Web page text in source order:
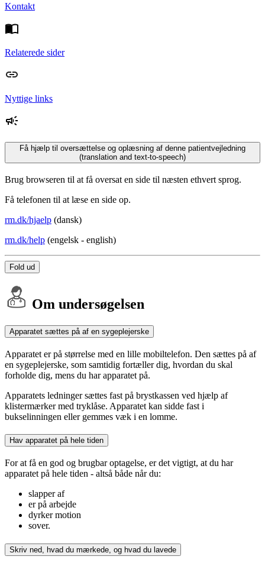
Kontakt
Relaterede sider
Nyttige links
Få hjælp til oversættelse og oplæsning af denne patientvejledning
(translation and text-to-speech)
Brug browseren til at få oversat en side til næsten ethvert sprog.
Få telefonen til at læse en side op.
rm.dk/hjaelp (dansk)
rm.dk/help (engelsk - english)
Fold ud
Om undersøgelsen
Apparatet sættes på af en sygeplejerske
Apparatet er på størrelse med en lille mobiltelefon. Den sættes på af
en sygeplejerske, som samtidig fortæller dig, hvordan du skal
forholde dig, mens du har apparatet på.
Apparatets ledninger sættes fast på brystkassen ved hjælp af
klistermærker med tryklåse. Apparatet kan sidde fast i
bukselinningen eller gemmes væk i en lomme.
Hav apparatet på hele tiden
For at få en god og brugbar optagelse, er det vigtigt, at du har
apparatet på hele tiden - altså både når du:
slapper af
er på arbejde
dyrker motion
sover.
Skriv ned, hvad du mærkede, og hvad du lavede